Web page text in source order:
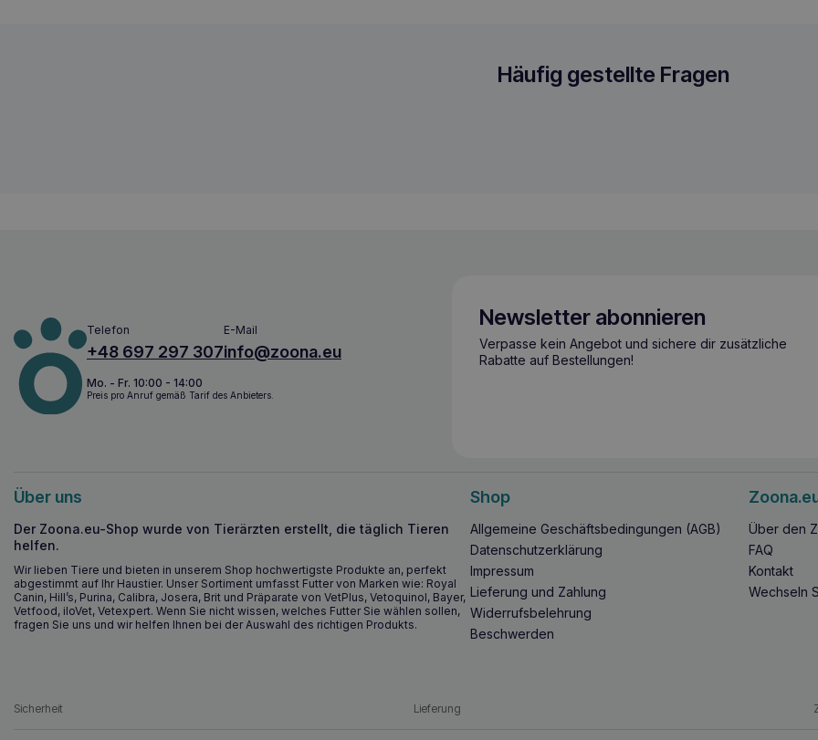
Häufig gestellte Fragen
Telefon
+48 697 297 307
E-Mail
info@zoona.eu
Mo. - Fr. 10:00 - 14:00
Preis pro Anruf gemäß Tarif des Anbieters.
Newsletter abonnieren
Verpasse kein Angebot und sichere dir zusätzliche
Rabatte auf Bestellungen!
Über uns
Der Zoona.eu-Shop wurde von Tierärzten erstellt, die täglich Tieren
helfen.
Wir lieben Tiere und bieten in unserem Shop hochwertigste Produkte an, perfekt
abgestimmt auf Ihr Haustier. Unser Sortiment umfasst Futter von Marken wie: Royal
Canin, Hill’s, Purina, Calibra, Josera, Brit und Präparate von VetPlus, Vetoquinol, Bayer,
Vetfood, iloVet, Vetexpert. Wenn Sie nicht wissen, welches Futter Sie wählen sollen,
fragen Sie uns und wir helfen Ihnen bei der Auswahl des richtigen Produkts.
Shop
Allgemeine Geschäftsbedingungen (AGB)
Datenschutzerklärung
Impressum
Lieferung und Zahlung
Widerrufsbelehrung
Beschwerden
Über den
FAQ
Kontakt
Wechseln
Sicherheit Lieferung